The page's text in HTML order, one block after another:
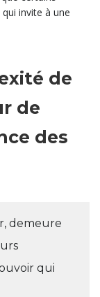
invite à une
de
de
des
demeure
qui